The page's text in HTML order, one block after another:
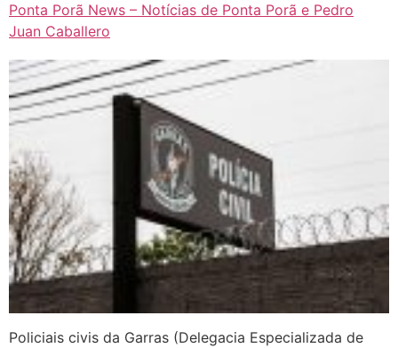
Ponta Porã News – Notícias de Ponta Porã e Pedro
Juan Caballero
Policiais civis da Garras (Delegacia Especializada de